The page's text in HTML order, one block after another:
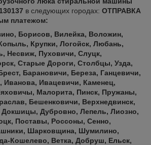
в следующих городах: ОТПРАВКА
платежом:
Борисов, Вилейка, Воложин,
Крупки, Логойск, Любань,
Несвиж, Пуховичи, Слуцк,
Старые Дороги, Столбцы, Узда,
Барановичи, Береза, Ганцевичи,
Иванова, Ивацевичи, Каменец,
Малорита, Пинск, Пружаны,
Бешенковичи, Верхнедвинск,
Докшицы, Дубровно, Лепель, Лиозно,
Поставы, Россоны, Сенно,
Шарковщина, Шумилино,
Кошелево, Ветка, Добруш, Ельск,